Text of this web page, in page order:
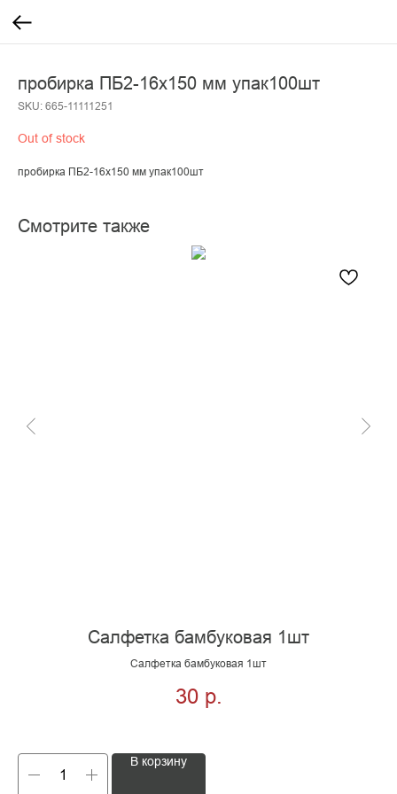
пробирка ПБ2-16х150 мм упак100шт
SKU: 665-11111251
Out of stock
пробирка ПБ2-16х150 мм упак100шт
Смотрите также
Салфетка бамбуковая 1шт
Салфетка бамбуковая 1шт
30 р.
В корзину